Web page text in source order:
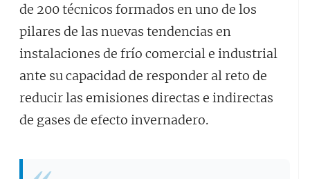
de 200 técnicos formados en uno de los
pilares de las nuevas tendencias en
instalaciones de frío comercial e industrial
ante su capacidad de responder al reto de
reducir las emisiones directas e indirectas
de gases de efecto invernadero.